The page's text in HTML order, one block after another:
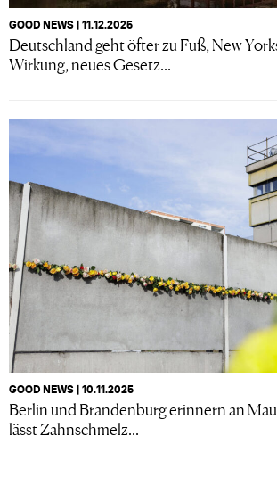
GOOD NEWS | 11.12.2025
Deutschland geht öfter zu Fuß, New
Wirkung, neues Gesetz...
GOOD NEWS | 10.11.2025
Berlin und Brandenburg erinnern an
lässt Zahnschmelz...